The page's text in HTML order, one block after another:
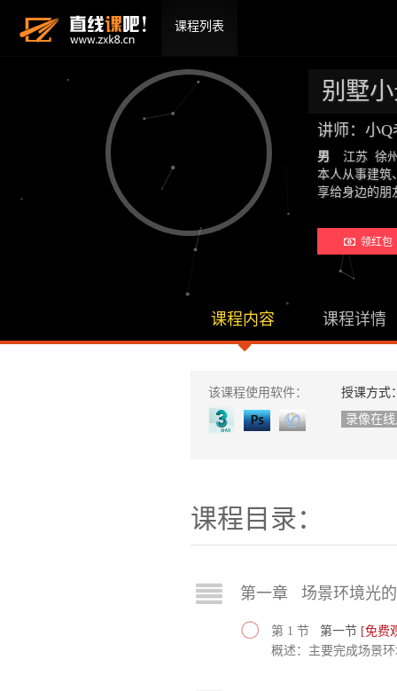
课程列表
别墅
讲师：小
男
江苏 徐
本人从事建筑
享给身边的
领红包
课程内容 课程详情
该课程使用软件：
授课方式
录像在
课程目录：
第一章 场景环境光
第 1 节 第一节 [免费
概述：主要完成场景